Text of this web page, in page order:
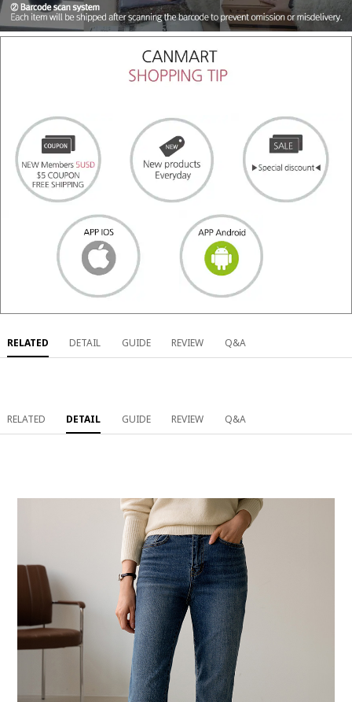
RELATED DETAIL GUIDE REVIEW Q&A
RELATED DETAIL GUIDE REVIEW Q&A